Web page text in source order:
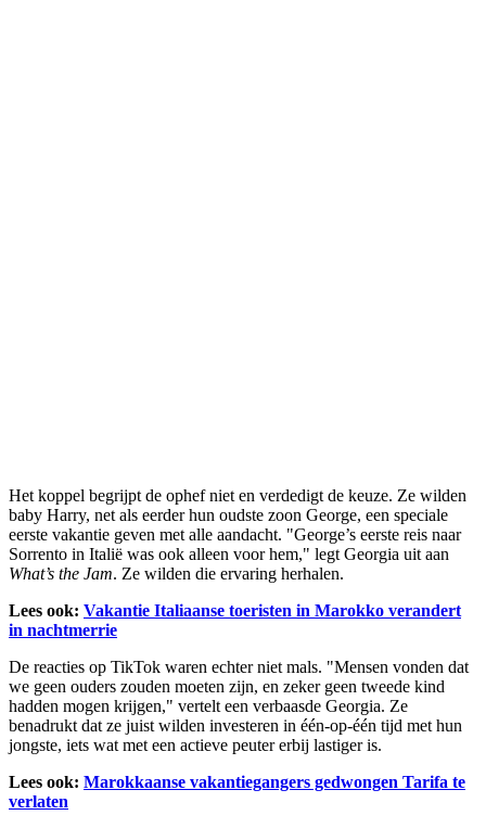
Het koppel begrijpt de ophef niet en verdedigt de keuze. Ze wilden
baby Harry, net als eerder hun oudste zoon George, een speciale
eerste vakantie geven met alle aandacht. "George’s eerste reis naar
Sorrento in Italië was ook alleen voor hem," legt Georgia uit aan
What’s the Jam. Ze wilden die ervaring herhalen.
Lees ook: Vakantie Italiaanse toeristen in Marokko verandert
in nachtmerrie
De reacties op TikTok waren echter niet mals. "Mensen vonden dat
we geen ouders zouden moeten zijn, en zeker geen tweede kind
hadden mogen krijgen," vertelt een verbaasde Georgia. Ze
benadrukt dat ze juist wilden investeren in één-op-één tijd met hun
jongste, iets wat met een actieve peuter erbij lastiger is.
Lees ook: Marokkaanse vakantiegangers gedwongen Tarifa te
verlaten